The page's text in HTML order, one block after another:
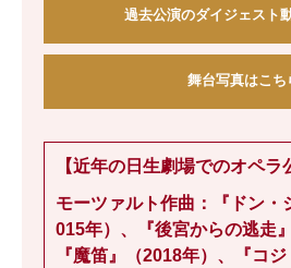
過去公演のダイジェスト
舞台写真はこち
【近年の日生劇場でのオペラ
モーツァルト作曲：『ドン・
015年）、『後宮からの逃走
『魔笛』（2018年）、『コ